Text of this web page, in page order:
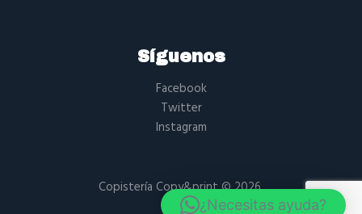
Síguenos
Facebook
Twitter
Instagram
Copistería Copy&print© 2026.
¿Necesitas ayuda?